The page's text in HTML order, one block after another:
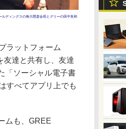
ルディングスの角川歴彦会長とグリーの田中良和
ラットフォーム
友達と共有し、友達
「ソーシャル電子書
すべてアプリ上でも
ムも、GREE